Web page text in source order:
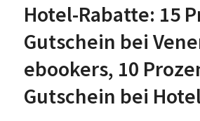
Hotel-Rabatte: 15
Gutschein bei
ebookers, 10
Gutschein bei